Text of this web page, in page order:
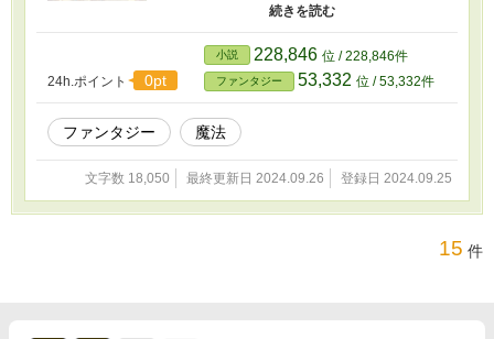
を始めたリリィは、最初は自由の意味を理解す
るのに苦労する。しかし、優しく導かれなが
ら、少しずつ新しい環境に馴染んでいく。魔法
の基礎を学び始めたリリィは、驚くべき才能を
発揮する。 ある日の練習中、リリィの指先から
青い火花が飛び出す。これを機に、彼女の魔法
の才能は急速に開花していく。数ヶ月かかるは
ずの呪文を数日で習得し、物を浮かせたり幻影
を作ったりと、次々に新しい魔法を身につけて
いく。 しかし、その急激な成長は新たな問題も
24h.ポイント 0pt
小説 228,846 位 / 228,846件
ファンタジー 53,332 位 / 53,332件
ファンタジー 魔法
文字数 18,050 最終更新日 2024.09.26 登録日 2024.09.25
15 件